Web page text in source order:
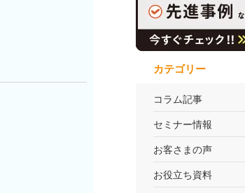
カテゴリー
コラム記事
セミナー情報
お客さまの声
お役立ち資料